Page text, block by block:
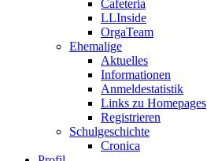
Cafeteria
LLInside
OrgaTeam
Ehemalige
Aktuelles
Informationen
Anmeldestatistik
Links zu Homepages
Registrieren
Schulgeschichte
Cronica